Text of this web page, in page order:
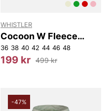
WHISTLER
Cocoon W Fleece
Jacket.
36 38 40 42 44 46 48
199 kr 499 kr
-47%